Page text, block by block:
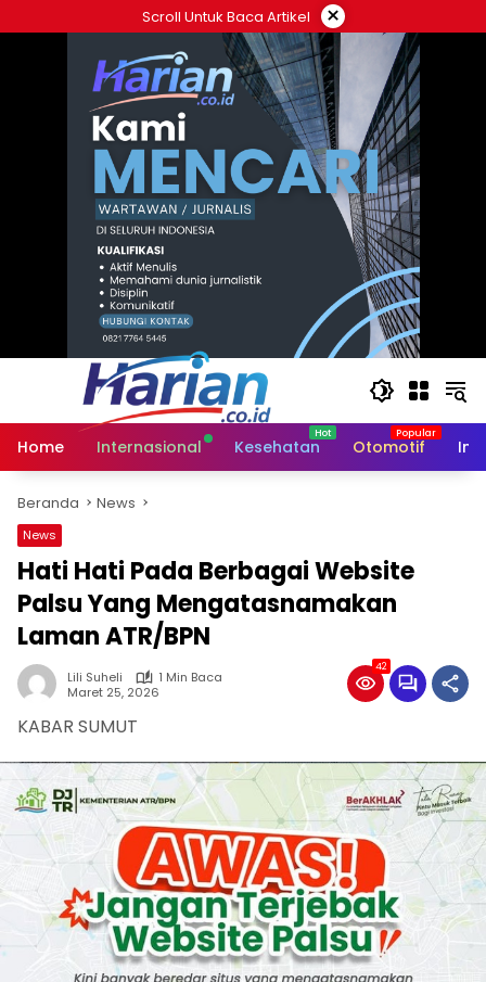
ke
Scroll Untuk Baca Artikel ×
Home Internasional Kesehatan Otomotif
Beranda News
News
Hati Hati Pada Berbagai Website
Palsu Yang Mengatasnamakan
Laman ATR/BPN
Lili Suheli
1 Min Baca
Maret 25, 2026
42
KABAR SUMUT